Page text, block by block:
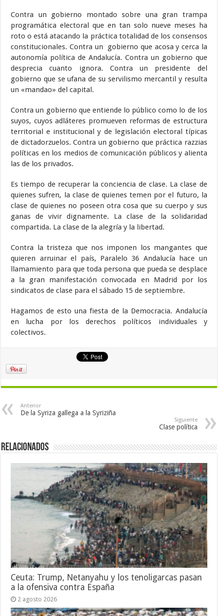
Contra un gobierno montado sobre una gran trampa
programática electoral que en tan solo nueve meses ha
roto o está atacando la práctica totalidad de los consensos
constitucionales. Contra un gobierno que acosa y cerca la
autonomía política de Andalucía. Contra un gobierno que
desprecia cuanto ignora. Contra un presidente del
gobierno que se ufana de su servilismo mercantil y resulta
un «mandao» del capital.
Contra un gobierno que entiende lo público como lo de los
suyos, cuyos adláteres promueven reformas de estructura
territorial e institucional y de legislación electoral típicas
de dictadorzuelos. Contra un gobierno que práctica razzias
políticas en los medios de comunicación públicos y alienta
las de los privados.
Es tiempo de recuperar la conciencia de clase. La clase de
quienes sufren, la clase de quienes temen por el futuro, la
clase de quienes no poseen otra cosa que su cuerpo y sus
ganas de vivir dignamente. La clase de la solidaridad
compartida. La clase de la alegría y la libertad.
Contra la tristeza que nos imponen los mangantes que
quieren arruinar el país, Paralelo 36 Andalucía hace un
llamamiento para que toda persona que pueda se desplace
a la gran manifestación convocada en Madrid por los
sindicatos de clase para el sábado 15 de septiembre.
Hagamos de esto una fiesta de la Democracia. Andalucía
en lucha por los derechos políticos individuales y
colectivos.
Anterior
De la Syriza gallega a la Syriziña
Siguiente
Clase política
Relacionados
Ceuta: Trump, Netanyahu y los tenoligarcas pasan
a la ofensiva contra España
2 agosto 2026